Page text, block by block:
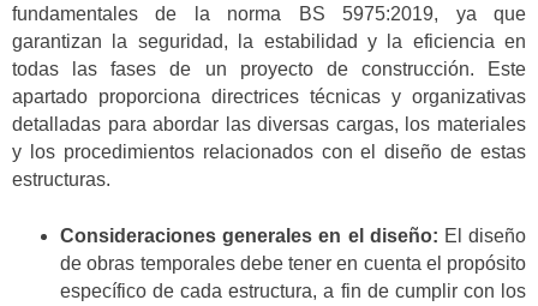
fundamentales de la norma BS 5975:2019, ya que
garantizan la seguridad, la estabilidad y la eficiencia en
todas las fases de un proyecto de construcción. Este
apartado proporciona directrices técnicas y organizativas
detalladas para abordar las diversas cargas, los materiales
y los procedimientos relacionados con el diseño de estas
estructuras.
Consideraciones generales en el diseño: El diseño
de obras temporales debe tener en cuenta el propósito
específico de cada estructura, a fin de cumplir con los